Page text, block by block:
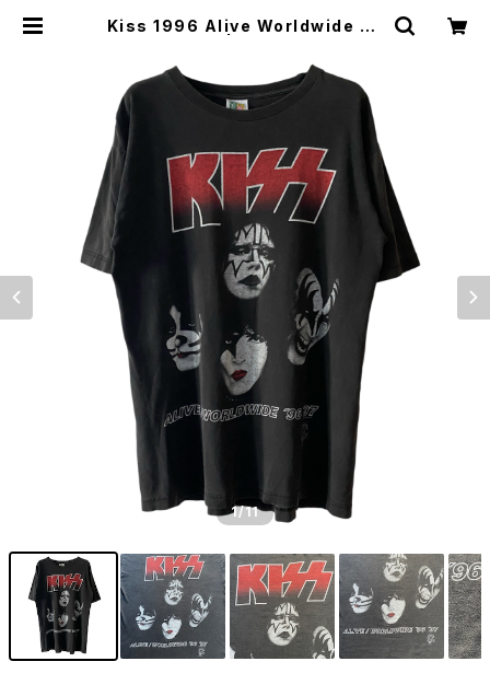
Kiss 1996 Alive Worldwide To
1/11